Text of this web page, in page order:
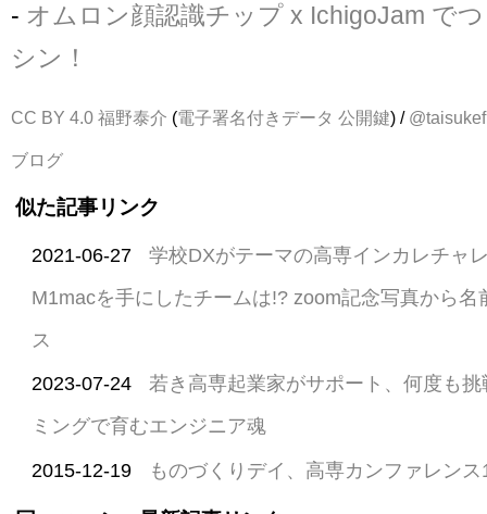
- オムロン顔認識チップ x IchigoJam で
シン！
CC BY 4.0 福野泰介 (電子署名付きデータ 公開鍵) / @taisukef
ブログ
似た記事リンク
2021-06-27
学校DXがテーマの高専インカレチャ
M1macを手にしたチームは!? zoom記念写真から
ス
2023-07-24
若き高専起業家がサポート、何度も
ミングで育むエンジニア魂
2015-12-19 ものづくりデイ、高専カンファレン